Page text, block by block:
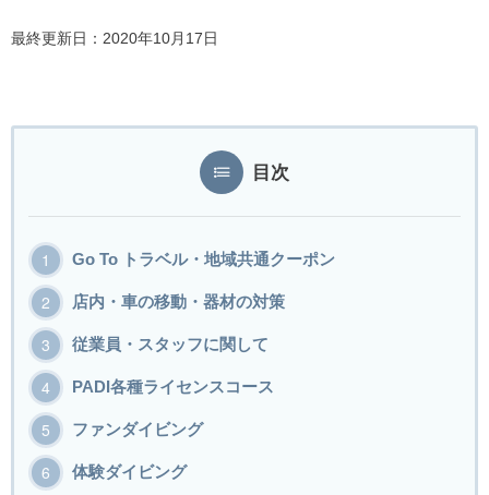
最終更新日：2020年10月17日
目次
Go To トラベル・地域共通クーポン
店内・車の移動・器材の対策
従業員・スタッフに関して
PADI各種ライセンスコース
ファンダイビング
体験ダイビング